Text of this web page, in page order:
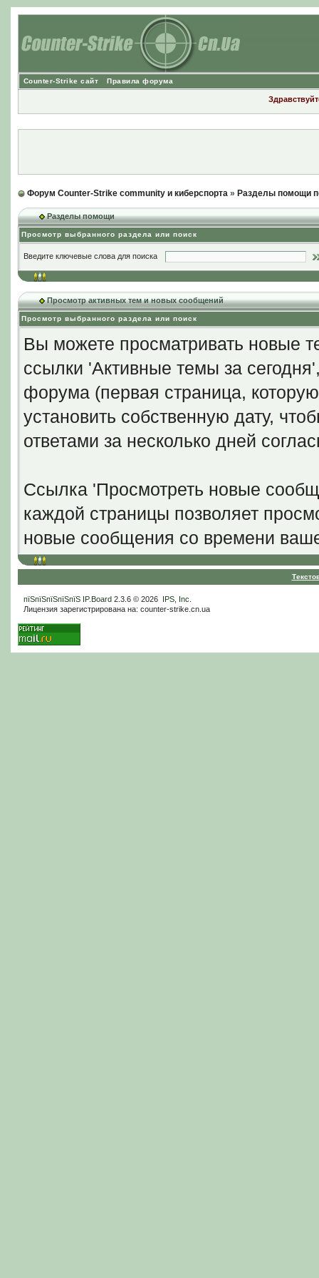
Counter-Strike сайт Правила форума
Форум Counter-Strike community и киберспорта» Разделы помощи
Разделы помощи
Просмотр выбранного раздела или поиск
Введите ключевые слова для поиска
Просмотр активных тем и новых сообщений
Просмотр выбранного раздела или поиск
Вы можете просматривать новые
ссылки 'Активные темы за
форума (первая страница,
установить собственную дату,
ответами за несколько дней
Ссылка 'Просмотреть новые
каждой страницы позволяет
новые сообщения со времени
пїЅпїЅпїЅпїЅпїЅ IP.Board2.3.6 © 2026 IPS, Inc
Лицензия зарегистрирована на: counter-strike.cn.ua